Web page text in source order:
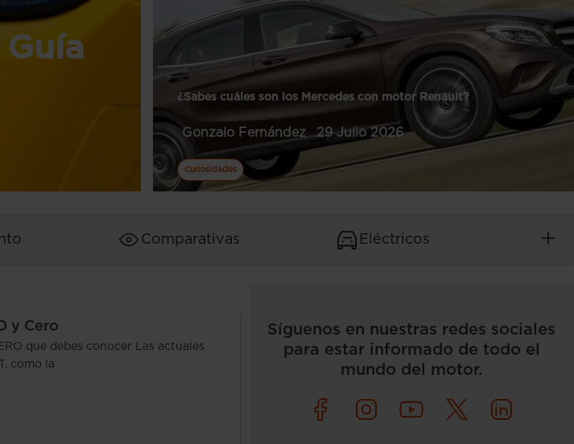
Curiosidades
¿Sabes cuáles son los Mercedes con motor Renault?
Gonzalo Fernández 29 Julio 2026
Comparativas Eléctricos
y Cero
que debes conocer Las actuales
como la
Síguenos en nuestras redes sociales
para estar informado de todo el
mundo del motor.